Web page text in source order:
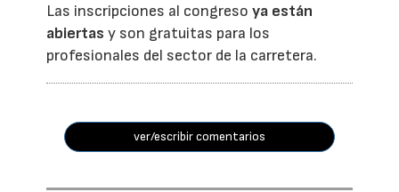
Las inscripciones al congresoya están
abiertas y son gratuitas para los
profesionales del sector de la carretera.
ver/escribir comentarios